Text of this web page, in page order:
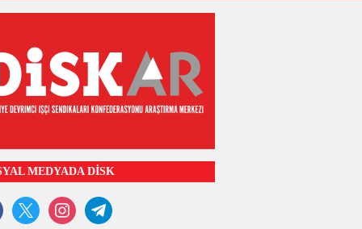
MEDYADA DİSK
x instagramtelegram